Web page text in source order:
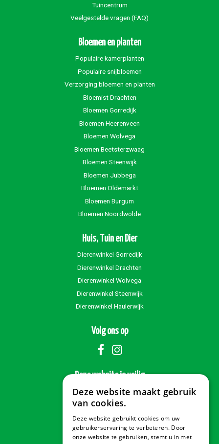
Tuincentrum
Veelgestelde vragen (FAQ)
Bloemen en planten
Populaire kamerplanten
Populaire snijbloemen
Verzorging bloemen en planten
Bloemist Drachten
Bloemen Gorredijk
Bloemen Heerenveen
Bloemen Wolvega
Bloemen Beetsterzwaag
Bloemen Steenwijk
Bloemen Jubbega
Bloemen Oldemarkt
Bloemen Burgum
Bloemen Noordwolde
Huis, Tuin en Dier
Dierenwinkel Gorredijk
Dierenwinkel Drachten
Dierenwinkel Wolvega
Dierenwinkel Steenwijk
Dierenwinkel Haulerwijk
Volg ons op
Deze website is veilig
Veilig betalen
Deze website maakt gebruik
van cookies.
Deze website gebruikt cookies om uw
gebruikerservaring te verbeteren. Door
onze website te gebruiken, stemt u in met